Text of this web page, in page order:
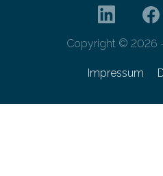
Copyright © 2026
Impressum